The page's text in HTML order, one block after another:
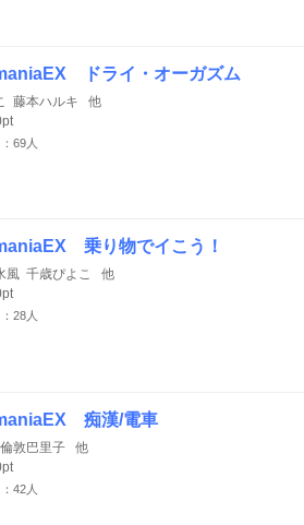
ドライ・オーガズム
藤本ハルキ 他
69人
乗り物でイこう！
風 千歳ぴよこ 他
28人
痴漢/電車
倫敦巴里子 他
42人